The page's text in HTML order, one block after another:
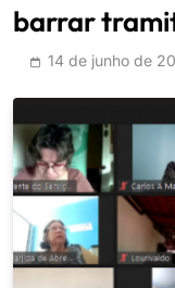
barrar
14 de junho de